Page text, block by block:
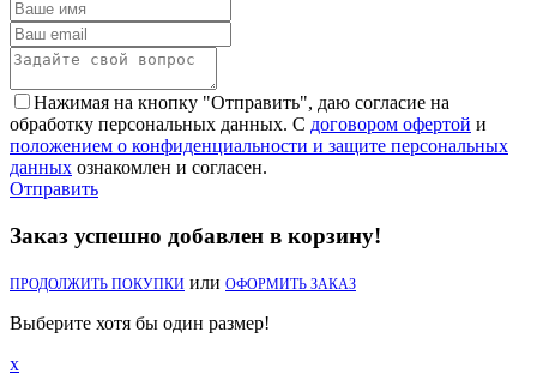
Нажимая на кнопку "Отправить", даю согласие на
обработку персональных данных. С договором офертой и
положением о конфиденциальности и защите персональных
данных ознакомлен и согласен.
Отправить
Заказ успешно добавлен в корзину!
ПРОДОЛЖИТЬ ПОКУПКИ или ОФОРМИТЬ ЗАКАЗ
Выберите хотя бы один размер!
x